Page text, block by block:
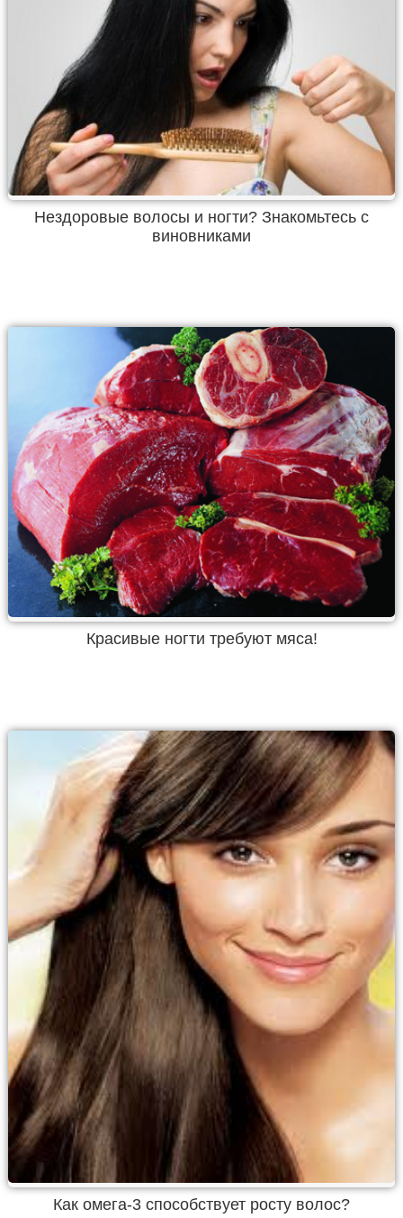
Нездоровые волосы и ногти? Знакомьтесь с
виновниками
Красивые ногти требуют мяса!
Как омега-3 способствует росту волос?